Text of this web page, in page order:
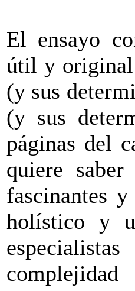
El ensayo
útil y original
(y sus
(y sus
páginas del
quiere
fascinantes
holístico y